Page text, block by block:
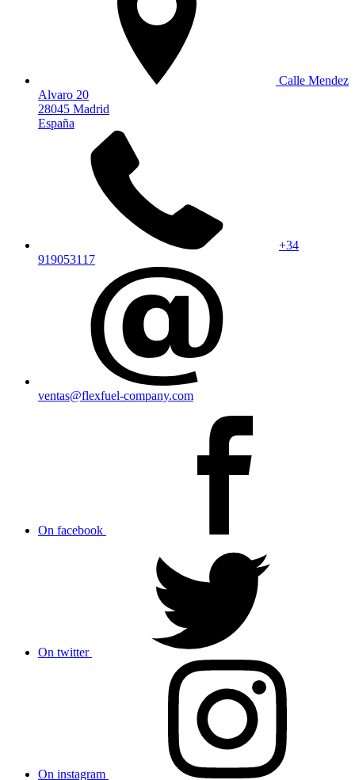
Calle Mendez
Alvaro 20
28045 Madrid
España
+34
919053117
ventas@flexfuel-company.com
On facebook
On twitter
On instagram